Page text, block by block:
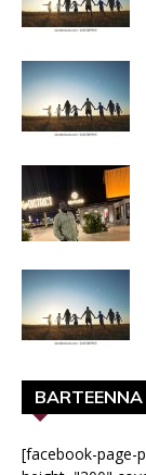
[facebook-page-